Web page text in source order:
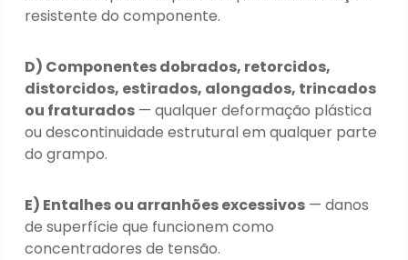
resistente do componente.
D) Componentes dobrados, retorcidos,
distorcidos, estirados, alongados, trincados
ou fraturados — qualquer deformação plástica
ou descontinuidade estrutural em qualquer parte
do grampo.
E) Entalhes ou arranhões excessivos — danos
de superfície que funcionem como
concentradores de tensão.